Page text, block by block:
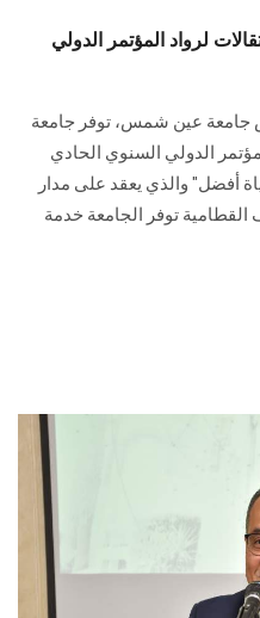
لرواد المؤتمر الدولي
جامعة عين شمس، توفر جامعة
الدولي السنوي الحادي
أفضل" والذي يعقد على مدار
بفندق تريومف القطامية توفر الجامعة خدمة